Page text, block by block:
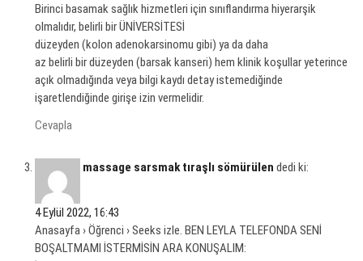
Birinci basamak sağlık hizmetleri için sınıflandırma hiyerarşik
olmalıdır, belirli bir ÜNİVERSİTESİ
düzeyden (kolon adenokarsinomu gibi) ya da daha
az belirli bir düzeyden (barsak kanseri) hem klinik koşullar yeterince
açık olmadığında veya bilgi kaydı detay istemediğinde
işaretlendiğinde girişe izin vermelidir.
Cevapla
massage sarsmak tıraşlı sömürülen dedi ki:
4 Eylül 2022, 16:43
Anasayfa › Öğrenci › Seeks izle. BEN LEYLA TELEFONDA SENİ
BOŞALTMAMI İSTERMİSİN ARA KONUŞALIM: